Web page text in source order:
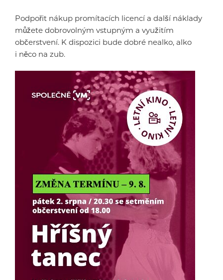
Podpořit nákup promítacích licencí a další náklady
můžete dobrovolným vstupným a využitím
občerstvení. K dispozici bude dobré nealko, alko
i něco na zub.